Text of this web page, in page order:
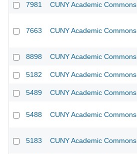
7981 CUNY Academic Commons
7663 CUNY Academic Commons
8898 CUNY Academic Commons
5182 CUNY Academic Commons
5489 CUNY Academic Commons
5488 CUNY Academic Commons
5183 CUNY Academic Commons